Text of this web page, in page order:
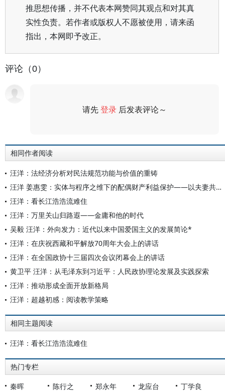
推思想传播，并不代表本网赞同其观点和对其真
实性负责。若作者或版权人不愿被使用，请来函
指出，本网即予改正。
评论（0）
请先登录 后发表评论～
相同作者阅读
汪洋：法经济分析对民法规范功能与价值的重铸
汪洋 姜惠雯：实体与程序之维下的配偶财产利益保护——以夫妻共同财产处分及夫妻债务清偿为例
汪洋：看长江浩浩流难住
汪洋：万里关山归路遐——金庸和他的时代
吴毅 汪洋：外向发力：近代以来中国爱国主义的发展简论*
汪洋：在庆祝西藏和平解放70周年大会上的讲话
汪洋：在全国政协十三届四次会议闭幕会上的讲话
黄卫平 汪洋：从毛泽东到习近平：人民政协理论发展及实践探索
汪洋：推动形成全面开放新格局
汪洋：超越初感：阅读教学策略
相同主题阅读
汪洋：看长江浩浩流难住
热门专栏
秦晖 陈行之 郑永年 龙应台 丁学良